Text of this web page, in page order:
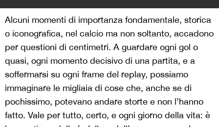
Alcuni momenti di importanza fondamentale, storica
o iconografica, nel calcio ma non soltanto, accadono
per questioni di centimetri. A guardare ogni gol o
quasi, ogni momento decisivo di una partita, e a
soffermarsi su ogni frame del replay, possiamo
immaginare le migliaia di cose che, anche se di
pochissimo, potevano andare storte e non l’hanno
fatto. Vale per tutto, certo, e ogni giorno della vita: è